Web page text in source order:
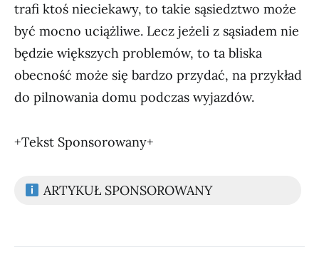
trafi ktoś nieciekawy, to takie sąsiedztwo może
być mocno uciążliwe. Lecz jeżeli z sąsiadem nie
będzie większych problemów, to ta bliska
obecność może się bardzo przydać, na przykład
do pilnowania domu podczas wyjazdów.
+Tekst Sponsorowany+
ARTYKUŁ SPONSOROWANY